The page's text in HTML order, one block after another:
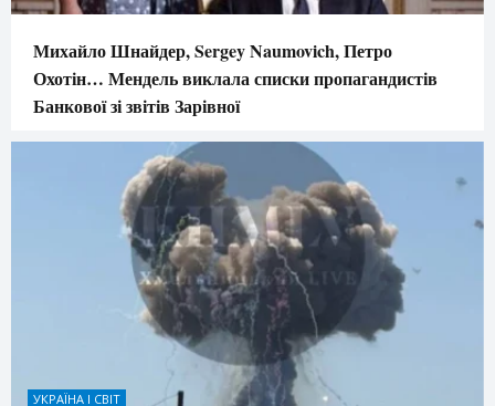
Михайло Шнайдер, Sergey Naumovich, Петро
Охотін… Мендель виклала списки пропагандистів
Банкової зі звітів Зарівної
УКРАЇНА І СВІТ